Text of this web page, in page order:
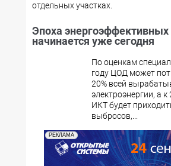
отдельных участках.
Эпоха
начинается уже сегодня
По оценкам
году ЦОД может
20% всей
электроэнергии, а к
ИКТ будет
выбросов,...
РЕКЛАМА